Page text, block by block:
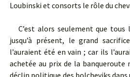
Loubinski et consorts le rôle du
C’est alors seulement que tous
jusqu’à présent, le grand
l’auraient été en vain ; car ils
achetée au prix de la banqueroute
déclin politique des bolcheviks